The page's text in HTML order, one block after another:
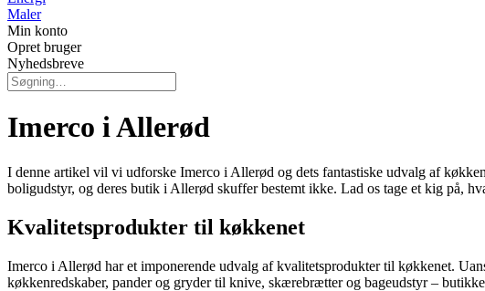
Maler
Min konto
Opret bruger
Nyhedsbreve
Imerco i Allerød
I denne artikel vil vi udforske Imerco i Allerød og dets fantastiske udvalg af
boligudstyr, og deres butik i Allerød skuffer bestemt ikke. Lad os tage et kig på,
Kvalitetsprodukter til køkkenet
Imerco i Allerød har et imponerende udvalg af kvalitetsprodukter til køkkenet.
køkkenredskaber, pander og gryder til knive, skærebrætter og bageudstyr –